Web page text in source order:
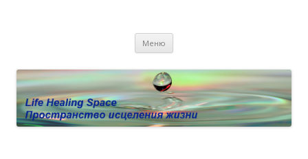
Личный сайт Елены Барымовой
исцелении воспоминанием и ренкарнационике. Услуги.
Меню